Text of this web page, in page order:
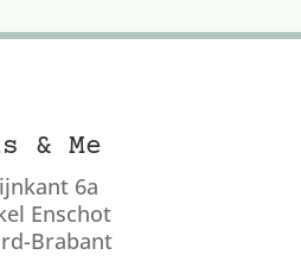
& Me
6a
Enschot
Brabant